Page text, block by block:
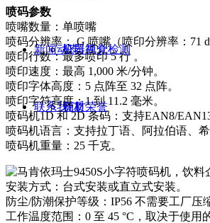
机器视觉检测
耗材
公司简介
资质荣誉
新闻动态
联系我们
喷码参数
喷嘴数量：单喷嘴
喷码分辨率： G 喷嘴（喷印分辨率：71
喷印行数：最多喷印 5 行 。
喷印速度：最高 1,000 米/分钟。
喷印字体高度：5 点阵至 32 点阵。
喷印字符高度：1 到 11.2 毫米。
喷码机1D 和 2D 条码：支持EAN8/
喷码机语言：支持拉丁语、阿拉伯语、
喷码机重量：25 千克。
安装方式：台式安装或直立式安装。
防尘/防潮保护等级：IP56 不需要工厂压
工作温度范围：0 至 45 °C，取决于使用